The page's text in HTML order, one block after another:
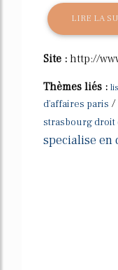
LIRE LA
Site : http://
Thèmes liés :
d'affaires paris /
strasbourg droit
specialise